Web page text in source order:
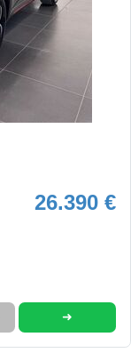
26.390 €
➜